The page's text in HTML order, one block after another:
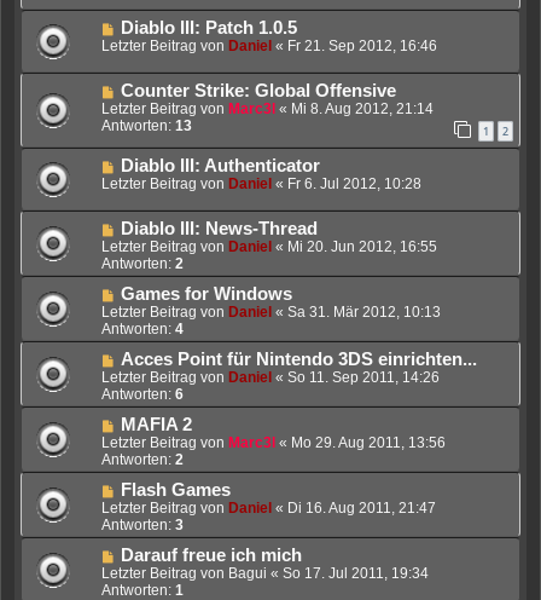
Diablo III: Patch 1.0.5
Letzter Beitrag von Daniel « Fr 21. Sep 2012, 16:46
Counter Strike: Global Offensive
Letzter Beitrag von Marc3l « Mi 8. Aug 2012, 21:14
Antworten: 13 1 2
Diablo III: Authenticator
Letzter Beitrag von Daniel « Fr 6. Jul 2012, 10:28
Diablo III: News-Thread
Letzter Beitrag von Daniel « Mi 20. Jun 2012, 16:55
Antworten: 2
Games for Windows
Letzter Beitrag von Daniel « Sa 31. Mär 2012, 10:13
Antworten: 4
Acces Point für Nintendo 3DS einrichten...
Letzter Beitrag von Daniel « So 11. Sep 2011, 14:26
Antworten: 6
MAFIA 2
Letzter Beitrag von Marc3l « Mo 29. Aug 2011, 13:56
Antworten: 2
Flash Games
Letzter Beitrag von Daniel « Di 16. Aug 2011, 21:47
Antworten: 3
Darauf freue ich mich
Letzter Beitrag von Bagui « So 17. Jul 2011, 19:34
Antworten: 1